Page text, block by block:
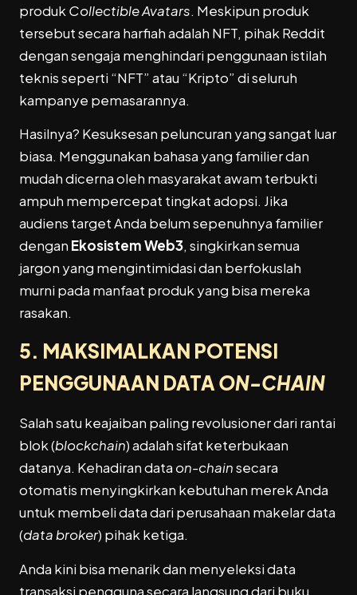
produk Collectible Avatars. Meskipun produk
tersebut secara harfiah adalah NFT, pihak Reddit
dengan sengaja menghindari penggunaan istilah
teknis seperti “NFT” atau “Kripto” di seluruh
kampanye pemasarannya.
Hasilnya? Kesuksesan peluncuran yang sangat luar
biasa. Menggunakan bahasa yang familier dan
mudah dicerna oleh masyarakat awam terbukti
ampuh mempercepat tingkat adopsi. Jika
audiens target Anda belum sepenuhnya familier
dengan Ekosistem Web3, singkirkan semua
jargon yang mengintimidasi dan berfokuslah
murni pada manfaat produk yang bisa mereka
rasakan.
5. MAKSIMALKAN POTENSI
PENGGUNAAN DATA ON-CHAIN
Salah satu keajaiban paling revolusioner dari rantai
blok (blockchain) adalah sifat keterbukaan
datanya. Kehadiran data on-chainsecara
otomatis menyingkirkan kebutuhan merek Anda
untuk membeli data dari perusahaan makelar data
(data broker) pihak ketiga.
Anda kini bisa menarik dan menyeleksi data
transaksi pengguna secara langsung dari buku